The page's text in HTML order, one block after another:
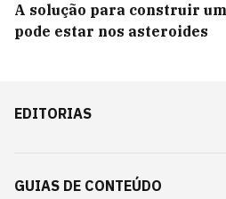
A solução para construir
pode estar nos asteroides
EDITORIAS
GUIAS DE CONTEÚDO